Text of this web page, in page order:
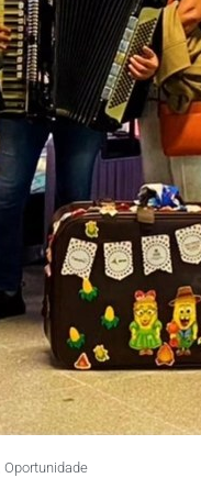
Oportunidade